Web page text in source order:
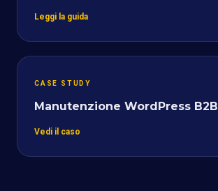
Leggi la guida
CASE STUDY
Manutenzione WordPress B2B
Vedi il caso